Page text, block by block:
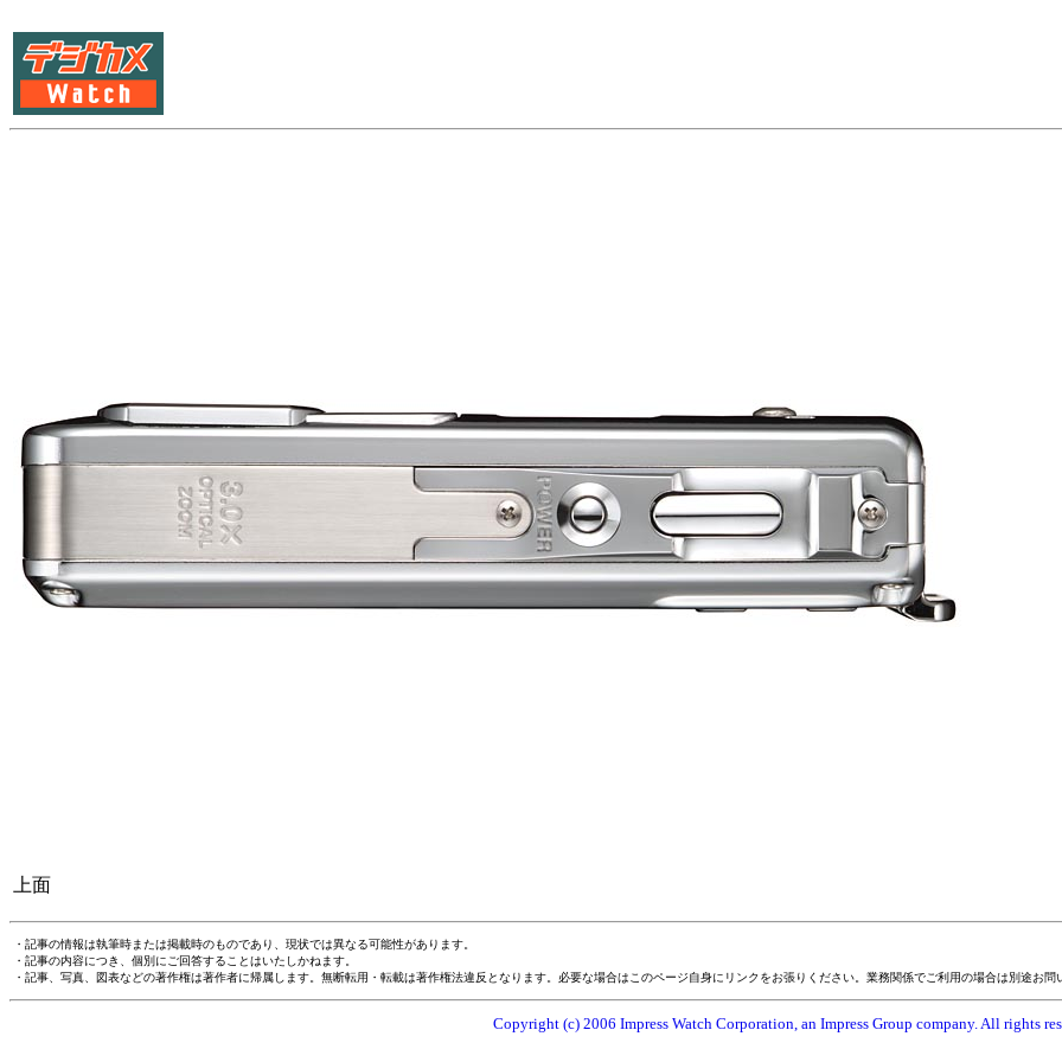
上面
・記事の情報は執筆時または掲載時のものであり、現状では異なる可能性があります。
・記事の内容につき、個別にご回答することはいたしかねます。
・記事、写真、図表などの著作権は著作者に帰属します。無断転用・転載は著作権法違反となります。必要な場合はこのページ自身にリンクをお張りください。業務関係でご利用の場合は別途お問
Copyright (c) 2006 Impress Watch Corporation, an Impress Group company. All rights